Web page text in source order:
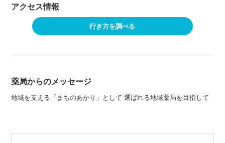
アクセス情報
行き方を調べる
薬局からのメッセージ
地域を支える「まちのあかり」として 選ばれる地域薬局を目指して